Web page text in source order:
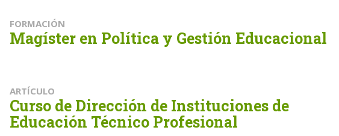
FORMACIÓN
Magíster en Política y Gestión Educacional
ARTÍCULO
Curso de Dirección de Instituciones de
Educación Técnico Profesional